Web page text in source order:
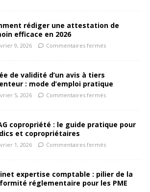
rédiger une attestation de
efficace en 2026
9, 2026 Commentaires fermés
de validité d’un avis à tiers
: mode d’emploi pratique
5, 2026 Commentaires fermés
copropriété : le guide pratique pour
et copropriétaires
1, 2026 Commentaires fermés
expertise comptable : pilier de la
réglementaire pour les PME